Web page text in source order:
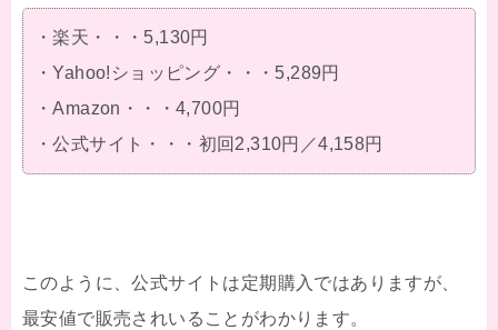
・楽天・・・5,130円
・Yahoo!ショッピング・・・5,289円
・Amazon・・・4,700円
・公式サイト・・・初回2,310円／4,158円
このように、公式サイトは定期購入ではありますが、
最安値で販売されいることがわかります。